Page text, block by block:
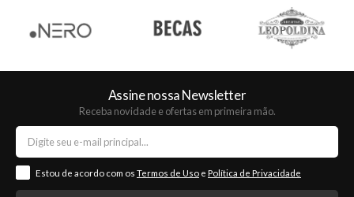
Assine nossa Newsletter
Receba novidade e ofertas em primeira mão.
Estou de acordo com os Termos de Uso e Política de Privacidade